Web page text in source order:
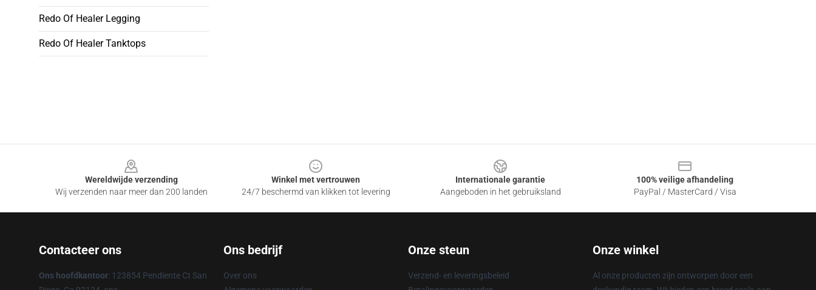
Redo Of Healer Legging
Redo Of Healer Tanktops
Wereldwijde verzending
Wij verzenden naar meer dan 200 landen
Winkel met vertrouwen
24/7 beschermd van klikken tot levering
Internationale garantie
Aangeboden in het gebruiksland
100% veilige afhandeling
PayPal / MasterCard / Visa
Contacteer ons
Ons hoofdkantoor: 123854 Pendiente Ct San
Ons bedrijf
Over ons
Onze steun
Verzend- en leveringsbeleid
Onze winkel
Al onze producten zijn ontworpen door een